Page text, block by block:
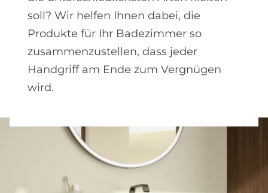
soll? Wir helfen Ihnen dabei, die
Produkte für Ihr Badezimmer so
zusammenzustellen, dass jeder
Handgriff am Ende zum Vergnügen
wird.